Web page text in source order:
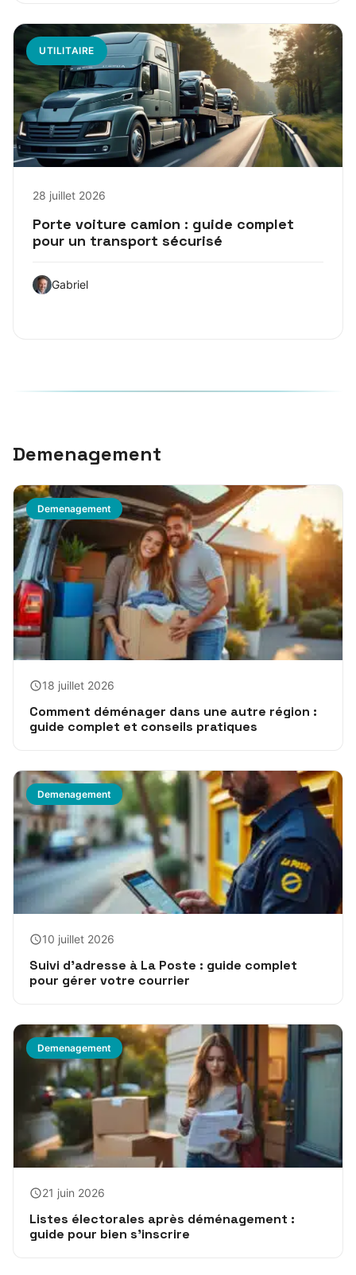
UTILITAIRE
28 juillet 2026
Porte voiture camion : guide complet
pour un transport sécurisé
Gabriel
Demenagement
Demenagement
18 juillet 2026
Comment déménager dans une autre région :
guide complet et conseils pratiques
Demenagement
10 juillet 2026
Suivi d’adresse à La Poste : guide complet
pour gérer votre courrier
Demenagement
21 juin 2026
Listes électorales après déménagement :
guide pour bien s’inscrire